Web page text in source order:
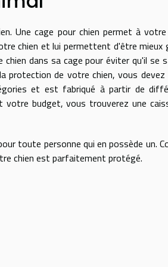
Une cage pour chien permet à votre
chien et lui permettent d'être mieux
dans sa cage pour éviter qu'il se
protection de votre chien, vous
et est fabriqué à partir de
votre budget, vous trouverez une
toute personne qui en possède un.
chien est parfaitement protégé.